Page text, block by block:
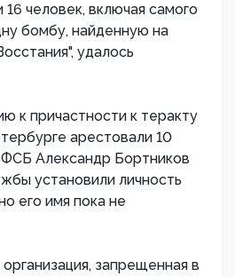
16 человек, включая самого
бомбу, найденную на
удалось
к причастности к теракту
арестовали 10
Александр Бортников
установили личность
его имя пока не
запрещенная в